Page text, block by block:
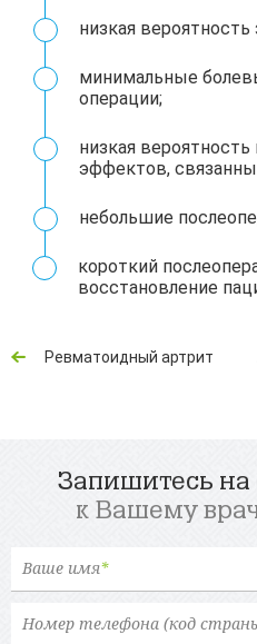
низкая
минимальные
операции;
низкая
эффектов,
небольшие
короткий
восстановление
Ревматоидный артрит
Запишитесь
к Вашему
Ваше имя*
Номер телефона (код